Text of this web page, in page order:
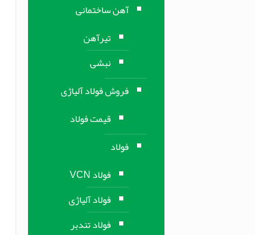
آهن ساختمانی
تیرآهن
نبشی
فروش فولاد آلیاژی
قیمت فولاد
فولاد
فولاد VCN
فولاد آلیاژی
فولاد تندبر